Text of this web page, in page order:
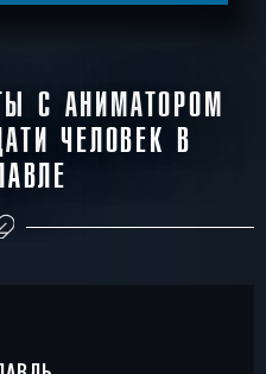
С АНИМАТОРОМ
ЧЕЛОВЕК В